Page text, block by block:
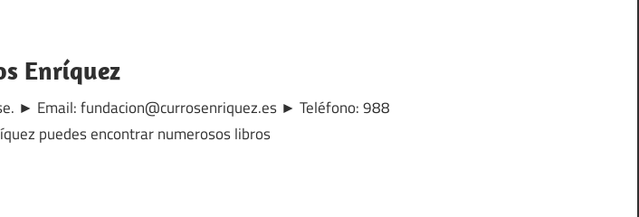
Enríquez
► Email: fundacion@currosenriquez.es ► Teléfono: 988
puedes encontrar numerosos libros